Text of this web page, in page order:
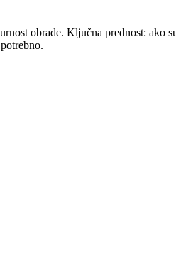
obrade. Ključna prednost: ako